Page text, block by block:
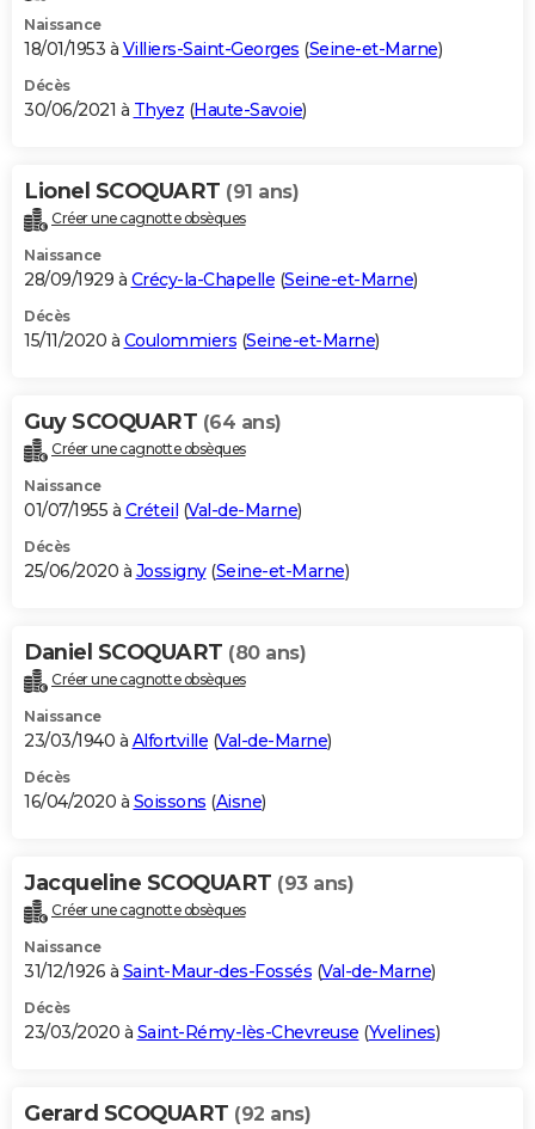
Naissance
18/01/1953 à Villiers-Saint-Georges (Seine-et-Marne)
Décès
30/06/2021 à Thyez (Haute-Savoie)
Lionel SCOQUART (91 ans)
Créer une cagnotte obsèques
Naissance
28/09/1929 à Crécy-la-Chapelle (Seine-et-Marne)
Décès
15/11/2020 à Coulommiers (Seine-et-Marne)
Guy SCOQUART (64 ans)
Créer une cagnotte obsèques
Naissance
01/07/1955 à Créteil (Val-de-Marne)
Décès
25/06/2020 à Jossigny(Seine-et-Marne)
Daniel SCOQUART (80 ans)
Créer une cagnotte obsèques
Naissance
23/03/1940 à Alfortville (Val-de-Marne)
Décès
16/04/2020 à Soissons (Aisne)
Jacqueline SCOQUART (93 ans)
Créer une cagnotte obsèques
Naissance
31/12/1926 à Saint-Maur-des-Fossés (Val-de-Marne)
Décès
23/03/2020 à Saint-Rémy-lès-Chevreuse (Yvelines)
Gerard SCOQUART (92 ans)